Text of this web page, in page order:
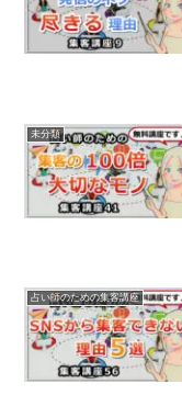
未分類
占い師のための集客講座